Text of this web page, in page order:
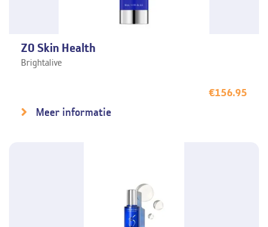
ZO Skin Health
Brightalive
€156.95
Meer informatie